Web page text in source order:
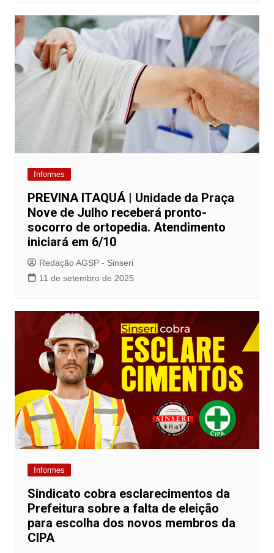
Informes
PREVINA ITAQUÁ | Unidade da Praça
Nove de Julho receberá pronto-
socorro de ortopedia. Atendimento
iniciará em 6/10
Redação AGSP - Sinseri
11 de setembro de 2025
Informes
Sindicato cobra esclarecimentos da
Prefeitura sobre a falta de eleição
para escolha dos novos membros da
CIPA